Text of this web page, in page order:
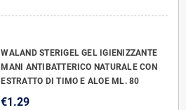
WALAND STERIGEL GEL IGIENIZZANTE
MANI ANTIBATTERICO NATURALE CON
ESTRATTO DI TIMO E ALOE ML. 80
€1.29